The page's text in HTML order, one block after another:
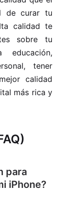
de curar tu
calidad te
sobre tu
tener
calidad
más rica y
para
iPhone?